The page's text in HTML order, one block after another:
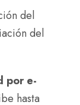
del
del
por e-
hasta